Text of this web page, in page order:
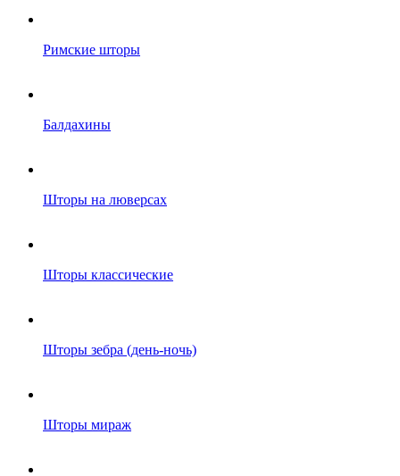
Римские шторы
Балдахины
Шторы на люверсах
Шторы классические
Шторы зебра (день-ночь)
Шторы мираж